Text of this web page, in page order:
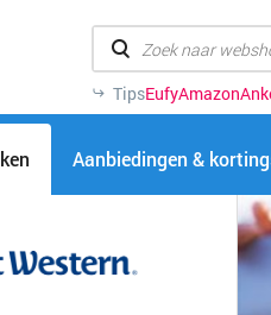
TipsEufyAmazon
Aanbiedingen &